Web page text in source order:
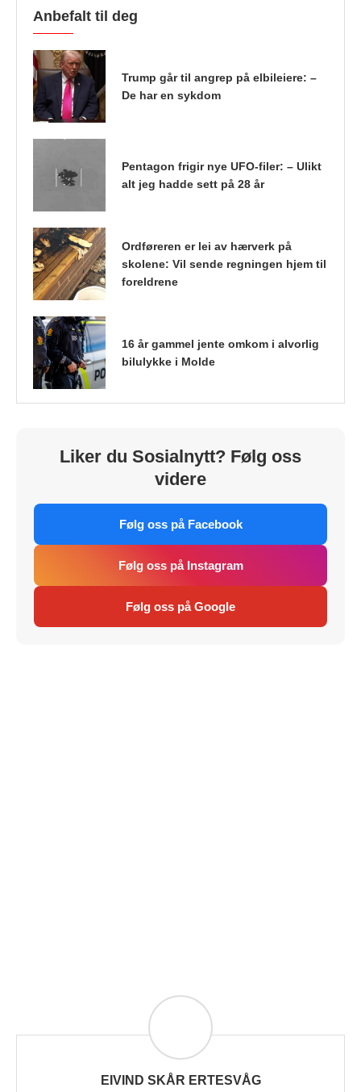
Anbefalt til deg
Trump går til angrep på elbileiere: –
De har en sykdom
Pentagon frigir nye UFO-filer: – Ulikt
alt jeg hadde sett på 28 år
Ordføreren er lei av hærverk på
skolene: Vil sende regningen hjem til
foreldrene
16 år gammel jente omkom i alvorlig
bilulykke i Molde
Liker du Sosialnytt? Følg oss
videre
Følg oss på Facebook
Følg oss på Instagram
Følg oss på Google
EIVIND SKÅR ERTESVÅG